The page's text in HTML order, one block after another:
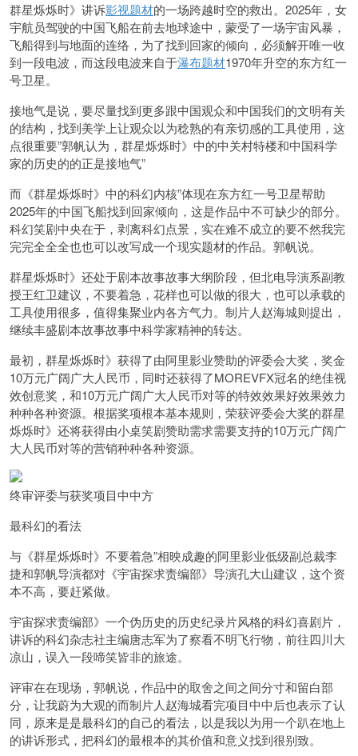
群星烁烁时》讲诉影视题材的一场跨越时空的救出。2025年，女
宇航员驾驶的中国飞船在前去地球途中，蒙受了一场宇宙风暴，
飞船得到与地面的连络，为了找到回家的倾向，必须解开唯一收
到一段电波，而这段电波来自于瀑布题材1970年升空的东方红一
号卫星。
接地气是说，要尽量找到更多跟中国观众和中国我们的文明有关
的结构，找到美学上让观众以为稔熟的有亲切感的工具使用，这
点很重要”郭帆认为，群星烁烁时》中的中关村特楼和中国科学
家的历史的的正是接地气”
而《群星烁烁时》中的科幻内核”体现在东方红一号卫星帮助
2025年的中国飞船找到回家倾向，这是作品中不可缺少的部分。
科幻笑剧中央在于，剥离科幻点景，实在难不成立的要不然我完
完完全全全也也可以改写成一个现实题材的作品。郭帆说。
群星烁烁时》还处于剧本故事故事大纲阶段，但北电导演系副教
授王红卫建议，不要着急，花样也可以做的很大，也可以承载的
工具使用很多，值得集聚业内各方气力。制片人赵海城则提出，
继续丰盛剧本故事故事中科学家精神的转达。
最初，群星烁烁时》获得了由阿里影业赞助的评委会大奖，奖金
10万元广阔广大人民币，同时还获得了MOREVFX冠名的绝佳视
效创意奖，和10万元广阔广大人民币对等的特效效果好效果效力
种种各种资源。根据奖项根本基本规则，荣获评委会大奖的群星
烁烁时》还将获得由小桌笑剧赞助需求需要支持的10万元广阔广
大人民币对等的营销种种各种资源。
终审评委与获奖项目中中方
最科幻的看法
与《群星烁烁时》不要着急”相映成趣的阿里影业低级副总裁李
捷和郭帆导演都对《宇宙探求责编部》导演孔大山建议，这个资
本不高，要赶紧做。
宇宙探求责编部》一个伪历史的历史纪录片风格的科幻喜剧片，
讲诉的科幻杂志社主编唐志军为了察看不明飞行物，前往四川大
凉山，误入一段啼笑皆非的旅途。
评审在在现场，郭帆说，作品中的取舍之间之间分寸和留白部
分，让我蔚为大观的而制片人赵海城看完项目中中后也表示了认
同，原来是是最科幻的自己的看法，以是我以为用一个趴在地上
的讲诉形式，把科幻的最根本的其价值和意义找到很别致。